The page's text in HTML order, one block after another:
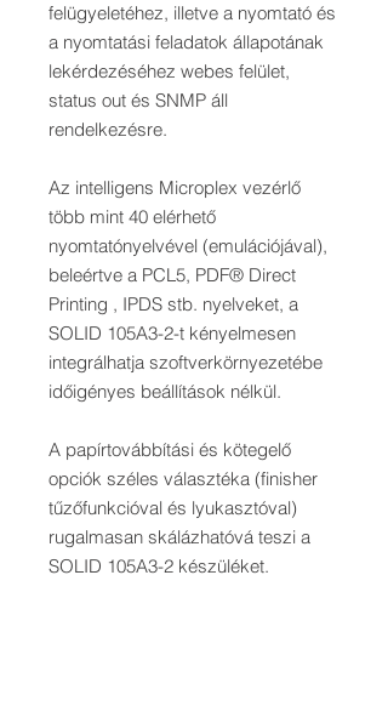
felügyeletéhez, illetve a nyomtató és
a nyomtatási feladatok állapotának
lekérdezéséhez webes felület,
status out és SNMP áll
rendelkezésre.
Az intelligens Microplex vezérlő
több mint 40 elérhető
nyomtatónyelvével (emulációjával),
beleértve a PCL5, PDF® Direct
Printing , IPDS stb. nyelveket, a
SOLID 105A3-2-t kényelmesen
integrálhatja szoftverkörnyezetébe
időigényes beállítások nélkül.
A papírtovábbítási és kötegelő
opciók széles választéka (finisher
tűzőfunkcióval és lyukasztóval)
rugalmasan skálázhatóvá teszi a
SOLID 105A3-2 készüléket.